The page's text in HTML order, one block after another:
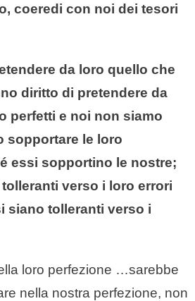
coeredi con noi dei tesori
da loro quello che
diritto di pretendere da
perfetti e noi non siamo
sopportare le loro
essi sopportino le nostre;
verso i loro errori
siano tolleranti verso i
loro perfezione …sarebbe
nella nostra perfezione, non